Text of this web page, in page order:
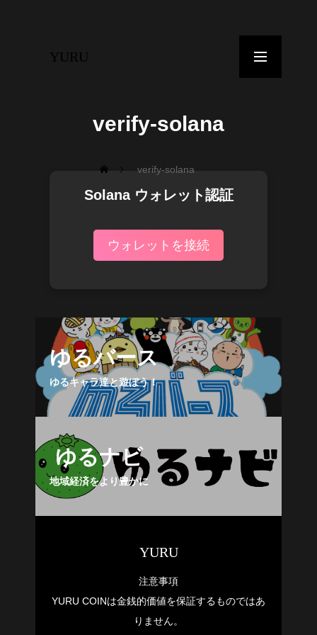
YURU
お知らせ
YURU COINとは？
トークノミクス
ゆるナビについて
ゆるバース
YURU MEME COIN PROJECT
ブログ
verify-solana
verify-solana
Solana ウォレット認証
ウォレットを接続
ゆるバース
ゆるキャラ達と遊ぼう！
ゆるナビ
地域経済をより豊かに
YURU
注意事項
YURU COINは金銭的価値を保証するものではあ
りません。